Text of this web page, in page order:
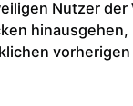
Nutzer der
vorherigen